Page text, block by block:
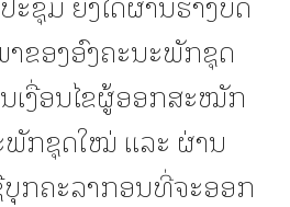
ຂອງອົງຄະນະພັກຊຸດ
ເງື່ອນໄຂຜູ້ອອກສະໝັກ
ພັກຊຸດໃໝ່ ແລະ ຜ່ານ
ກຄະລາກອນທີ່ຈະອອກ